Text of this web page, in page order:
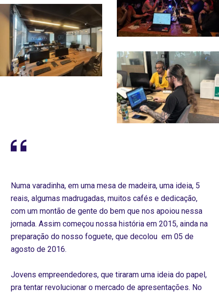
Numa varadinha, em uma mesa de madeira, uma ideia, 5
reais, algumas madrugadas, muitos cafés e dedicação,
com um montão de gente do bem que nos apoiou nessa
jornada. Assim começou nossa história em 2015, ainda na
preparação do nosso foguete, que decolou em 05 de
agosto de 2016.
Jovens empreendedores, que tiraram uma ideia do papel,
pra tentar revolucionar o mercado de apresentações. No